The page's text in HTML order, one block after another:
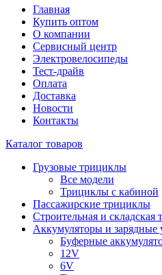
Главная
Купить оптом
О компании
Сервисный центр
Электровелосипеды
Тест-драйв
Оплата
Доставка
Новости
Контакты
Каталог товаров
Грузовые трициклы
Все модели
Трициклы с кабиной
Пассажирские трициклы
Строительная и складская
Аккумуляторы и зарядные
Буферные
12V
6V